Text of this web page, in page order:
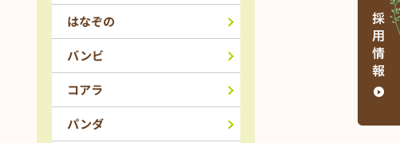
はなぞの
バンビ
コアラ
パンダ